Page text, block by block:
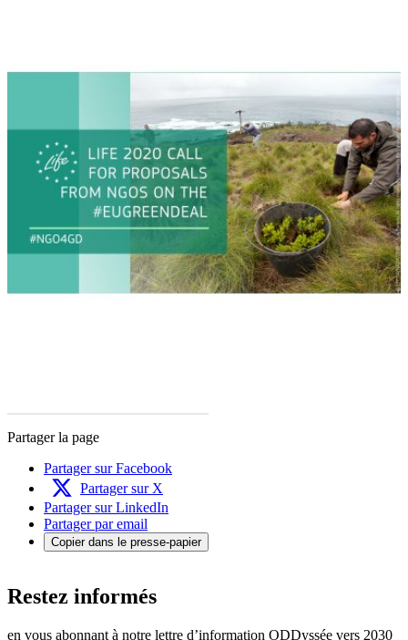
Partager la page
Partager sur Facebook
Partager sur X
Partager sur LinkedIn
Partager par email
Copier dans le presse-papier
Restez informés
en vous abonnant à notre lettre d’information ODDyssée vers 2030